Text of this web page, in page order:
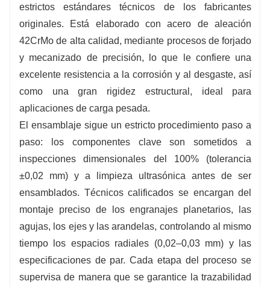
estrictos estándares técnicos de los fabricantes
originales. Está elaborado con acero de aleación
42CrMo de alta calidad, mediante procesos de forjado
y mecanizado de precisión, lo que le confiere una
excelente resistencia a la corrosión y al desgaste, así
como una gran rigidez estructural, ideal para
aplicaciones de carga pesada.
El ensamblaje sigue un estricto procedimiento paso a
paso: los componentes clave son sometidos a
inspecciones dimensionales del 100% (tolerancia
±0,02 mm) y a limpieza ultrasónica antes de ser
ensamblados. Técnicos calificados se encargan del
montaje preciso de los engranajes planetarios, las
agujas, los ejes y las arandelas, controlando al mismo
tiempo los espacios radiales (0,02–0,03 mm) y las
especificaciones de par. Cada etapa del proceso se
supervisa de manera que se garantice la trazabilidad